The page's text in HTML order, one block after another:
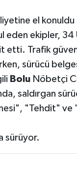
el konuldu
eden ekipler, 34
etti. Trafik
sürücü
BoluNöbetçi
saldırgan
"Tehdit" ve
sürüyor.